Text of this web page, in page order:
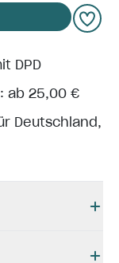
DPD
ab 25,00 €
Deutschland,